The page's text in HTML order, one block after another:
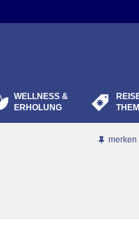
WELLNESS &
ERHOLUNG
merken